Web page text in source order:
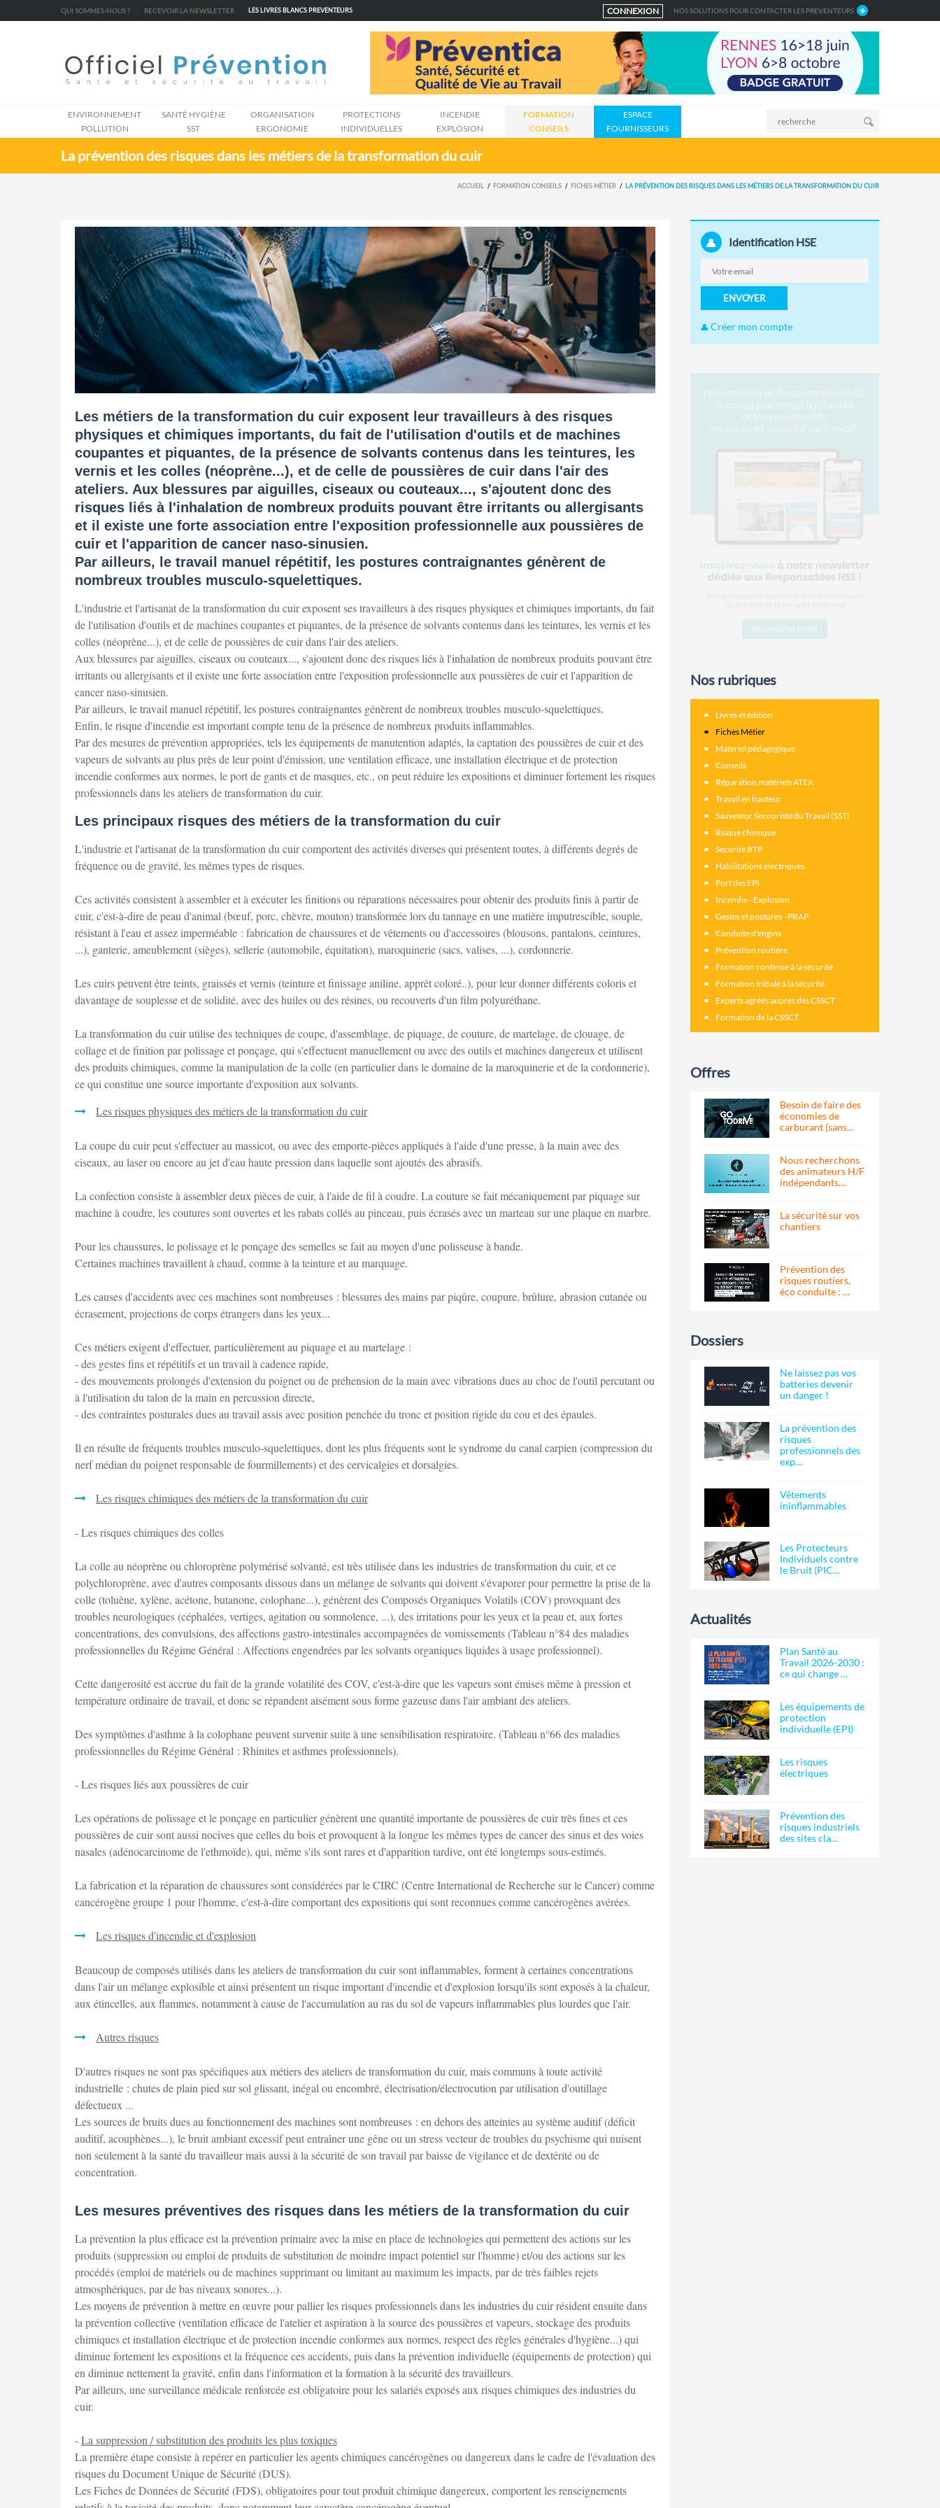
QUI SOMMES-NOUS ? RECEVOIR LA NEWSLETTER LES LIVRES BLANCS PREVENTEURS CONNEXION NOS SOLUTIONS POUR CONTACTER LES PREVENTEURS
ENVIRONNEMENT
POLLUTION
SANTÉ HYGIÈNE
SST
ORGANISATION
ERGONOMIE
PROTECTIONS
INDIVIDUELLES
INCENDIE
EXPLOSION
FORMATION
CONSEILS
ESPACE
FOURNISSEURS
La prévention des risques dans les métiers de la transformation du cuir
ACCUEIL FORMATION CONSEILS FICHES MÉTIER LA PRÉVENTION DES RISQUES DANS LES MÉTIERS DE LA TRANSFORMATION DU CUIR
Les métiers de la transformation du cuir exposent leur travailleurs à des risques
physiques et chimiques importants, du fait de l'utilisation d'outils et de machines
coupantes et piquantes, de la présence de solvants contenus dans les teintures, les
vernis et les colles (néoprène...), et de celle de poussières de cuir dans l'air des
ateliers. Aux blessures par aiguilles, ciseaux ou couteaux..., s'ajoutent donc des
risques liés à l'inhalation de nombreux produits pouvant être irritants ou allergisants
et il existe une forte association entre l'exposition professionnelle aux poussières de
cuir et l'apparition de cancer naso-sinusien.
Par ailleurs, le travail manuel répétitif, les postures contraignantes génèrent de
nombreux troubles musculo-squelettiques.
L'industrie et l'artisanat de la transformation du cuir exposent ses travailleurs à des risques physiques et chimiques importants, du fait
de l'utilisation d'outils et de machines coupantes et piquantes, de la présence de solvants contenus dans les teintures, les vernis et les
colles (néoprène...), et de celle de poussières de cuir dans l'air des ateliers.
Aux blessures par aiguilles, ciseaux ou couteaux..., s'ajoutent donc des risques liés à l'inhalation de nombreux produits pouvant être
irritants ou allergisants et il existe une forte association entre l'exposition professionnelle aux poussières de cuir et l'apparition de
cancer naso-sinusien.
Par ailleurs, le travail manuel répétitif, les postures contraignantes génèrent de nombreux troubles musculo-squelettiques.
Enfin, le risque d'incendie est important compte tenu de la présence de nombreux produits inflammables.
Par des mesures de prévention appropriées, tels les équipements de manutention adaptés, la captation des poussières de cuir et des
vapeurs de solvants au plus près de leur point d'émission, une ventilation efficace, une installation électrique et de protection
incendie conformes aux normes, le port de gants et de masques, etc., on peut réduire les expositions et diminuer fortement les risques
professionnels dans les ateliers de transformation du cuir.
Les principaux risques des métiers de la transformation du cuir
L'industrie et l'artisanat de la transformation du cuir comportent des activités diverses qui présentent toutes, à différents degrés de
fréquence ou de gravité, les mêmes types de risques.
Ces activités consistent à assembler et à exécuter les finitions ou réparations nécessaires pour obtenir des produits finis à partir de
cuir, c'est-à-dire de peau d'animal (bœuf, porc, chèvre, mouton) transformée lors du tannage en une matière imputrescible, souple,
résistant à l'eau et assez imperméable : fabrication de chaussures et de vêtements ou d'accessoires (blousons, pantalons, ceintures,
...), ganterie, ameublement (sièges), sellerie (automobile, équitation), maroquinerie (sacs, valises, ...), cordonnerie.
Les cuirs peuvent être teints, graissés et vernis (teinture et finissage aniline, apprêt coloré..), pour leur donner différents coloris et
davantage de souplesse et de solidité, avec des huiles ou des résines, ou recouverts d'un film polyuréthane.
La transformation du cuir utilise des techniques de coupe, d'assemblage, de piquage, de couture, de martelage, de clouage, de
collage et de finition par polissage et ponçage, qui s'effectuent manuellement ou avec des outils et machines dangereux et utilisent
des produits chimiques, comme la manipulation de la colle (en particulier dans le domaine de la maroquinerie et de la cordonnerie),
ce qui constitue une source importante d'exposition aux solvants.
Les risques physiques des métiers de la transformation du cuir
La coupe du cuir peut s'effectuer au massicot, ou avec des emporte-pièces appliqués à l'aide d'une presse, à la main avec des
ciseaux, au laser ou encore au jet d'eau haute pression dans laquelle sont ajoutés des abrasifs.
La confection consiste à assembler deux pièces de cuir, à l'aide de fil à coudre. La couture se fait mécaniquement par piquage sur
machine à coudre, les coutures sont ouvertes et les rabats collés au pinceau, puis écrasés avec un marteau sur une plaque en marbre.
Pour les chaussures, le polissage et le ponçage des semelles se fait au moyen d'une polisseuse à bande.
Certaines machines travaillent à chaud, comme à la teinture et au marquage.
Les causes d'accidents avec ces machines sont nombreuses : blessures des mains par piqûre, coupure, brûlure, abrasion cutanée ou
écrasement, projections de corps étrangers dans les yeux...
Ces métiers exigent d'effectuer, particulièrement au piquage et au martelage :
- des gestes fins et répétitifs et un travail à cadence rapide,
- des mouvements prolongés d'extension du poignet ou de préhension de la main avec vibrations dues au choc de l'outil percutant ou
à l'utilisation du talon de la main en percussion directe,
- des contraintes posturales dues au travail assis avec position penchée du tronc et position rigide du cou et des épaules.
Il en résulte de fréquents troubles musculo-squelettiques, dont les plus fréquents sont le syndrome du canal carpien (compression du
nerf médian du poignet responsable de fourmillements) et des cervicalgies et dorsalgies.
Les risques chimiques des métiers de la transformation du cuir
- Les risques chimiques des colles
La colle au néoprène ou chloroprène polymérisé solvanté, est très utilisée dans les industries de transformation du cuir, et ce
polychloroprène, avec d'autres composants dissous dans un mélange de solvants qui doivent s'évaporer pour permettre la prise de la
colle (toluène, xylène, acétone, butanone, colophane...), génèrent des Composés Organiques Volatils (COV) provoquant des
troubles neurologiques (céphalées, vertiges, agitation ou somnolence, ...), des irritations pour les yeux et la peau et, aux fortes
concentrations, des convulsions, des affections gastro-intestinales accompagnées de vomissements (Tableau n°84 des maladies
professionnelles du Régime Général : Affections engendrées par les solvants organiques liquides à usage professionnel).
Cette dangerosité est accrue du fait de la grande volatilité des COV, c'est-à-dire que les vapeurs sont émises même à pression et
température ordinaire de travail, et donc se répandent aisément sous forme gazeuse dans l'air ambiant des ateliers.
Des symptômes d'asthme à la colophane peuvent survenir suite à une sensibilisation respiratoire. (Tableau n°66 des maladies
professionnelles du Régime Général : Rhinites et asthmes professionnels).
- Les risques liés aux poussières de cuir
Les opérations de polissage et le ponçage en particulier génèrent une quantité importante de poussières de cuir très fines et ces
poussières de cuir sont aussi nocives que celles du bois et provoquent à la longue les mêmes types de cancer des sinus et des voies
nasales (adénocarcinome de l'ethmoïde), qui, même s'ils sont rares et d'apparition tardive, ont été longtemps sous-estimés.
La fabrication et la réparation de chaussures sont considérées par le CIRC (Centre International de Recherche sur le Cancer) comme
cancérogène groupe 1 pour l'homme, c'est-à-dire comportant des expositions qui sont reconnues comme cancérogènes avérées.
Les risques d'incendie et d'explosion
Beaucoup de composés utilisés dans les ateliers de transformation du cuir sont inflammables, forment à certaines concentrations
dans l'air un mélange explosible et ainsi présentent un risque important d'incendie et d'explosion lorsqu'ils sont exposés à la chaleur,
aux étincelles, aux flammes, notamment à cause de l'accumulation au ras du sol de vapeurs inflammables plus lourdes que l'air.
Autres risques
D'autres risques ne sont pas spécifiques aux métiers des ateliers de transformation du cuir, mais communs à toute activité
industrielle : chutes de plain pied sur sol glissant, inégal ou encombré, électrisation/électrocution par utilisation d'outillage
défectueux ...
Les sources de bruits dues au fonctionnement des machines sont nombreuses : en dehors des atteintes au système auditif (déficit
auditif, acouphènes...), le bruit ambiant excessif peut entraîner une gêne ou un stress vecteur de troubles du psychisme qui nuisent
non seulement à la santé du travailleur mais aussi à la sécurité de son travail par baisse de vigilance et de dextérité ou de
concentration.
Les mesures préventives des risques dans les métiers de la transformation du cuir
La prévention la plus efficace est la prévention primaire avec la mise en place de technologies qui permettent des actions sur les
produits (suppression ou emploi de produits de substitution de moindre impact potentiel sur l'homme) et/ou des actions sur les
procédés (emploi de matériels ou de machines supprimant ou limitant au maximum les impacts, par de très faibles rejets
atmosphériques, par de bas niveaux sonores...).
Les moyens de prévention à mettre en œuvre pour pallier les risques professionnels dans les industries du cuir résident ensuite dans
la prévention collective (ventilation efficace de l'atelier et aspiration à la source des poussières et vapeurs, stockage des produits
chimiques et installation électrique et de protection incendie conformes aux normes, respect des règles générales d'hygiène...) qui
diminue fortement les expositions et la fréquence ces accidents, puis dans la prévention individuelle (équipements de protection) qui
en diminue nettement la gravité, enfin dans l'information et la formation à la sécurité des travailleurs.
Par ailleurs, une surveillance médicale renforcée est obligatoire pour les salariés exposés aux risques chimiques des industries du
cuir.
-La suppression / substitution des produits les plus toxiques
La première étape consiste à repérer en particulier les agents chimiques cancérogènes ou dangereux dans le cadre de l'évaluation des
risques du Document Unique de Sécurité (DUS).
Les Fiches de Données de Sécurité (FDS), obligatoires pour tout produit chimique dangereux, comportent les renseignements
Identification HSE
ENVOYER
Créer mon compte
Nos rubriques
Livres et édition
Fiches Métier
Materiel pédagogique
Conseils
Réparation matériels ATEX
Travail en hauteur
Sauveteur Secouriste du Travail (SST)
Risque chimique
Sécurité BTP
Habilitations électriques
Port des EPI
Incendie - Explosion
Gestes et postures - PRAP
Conduite d'engins
Prévention routière
Formation continue à la sécurité
Formation initiale à la sécurité
Experts agréés auprés des CSSCT
Formation de la CSSCT
Offres
Besoin de faire des
économies de
carburant (sans…
Nous recherchons
des animateurs H/F
indépendants…
La sécurité sur vos
chantiers
Prévention des
risques routiers,
éco conduite : …
Dossiers
Ne laissez pas vos
batteries devenir
un danger !
La prévention des
risques
professionnels des
exp…
Vêtements
ininflammables
Les Protecteurs
Individuels contre
le Bruit (PIC…
Actualités
Plan Santé au
Travail 2026-2030 :
ce qui change …
Les équipements de
protection
individuelle (EPI)
Les risques
électriques
Prévention des
risques industriels
des sites cla…
Cookies management panel